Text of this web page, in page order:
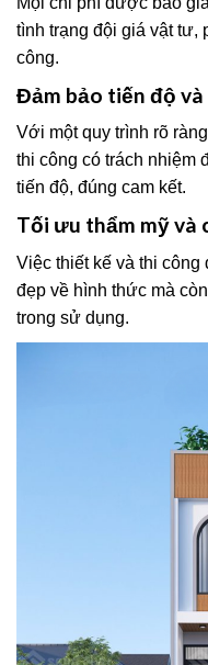
tình trạng đội giá vật tư,
công.
Đảm bảo tiến độ
Với một quy trình rõ
thi công có trách nhiệm
tiến độ, đúng cam kết.
Tối ưu thẩm mỹ và
Việc thiết kế và thi
đẹp về hình thức mà
trong sử dụng.